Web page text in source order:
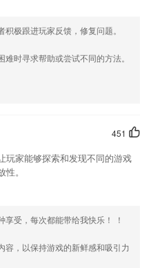
积极跟进玩家反馈，修复问题。
难时寻求帮助或尝试不同的方法。
451
玩家能够探索和发现不同的游戏
。
享受，每次都能带给我快乐！ ！
容，以保持游戏的新鲜感和吸引力